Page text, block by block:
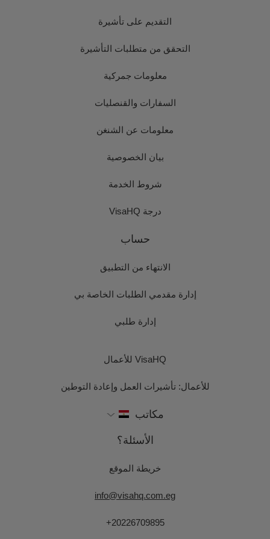
التقديم على تأشيرة
التحقق من متطلبات التأشيرة
معلومات جمركية
السفارات والقنصليات
معلومات عن الشنغن
بيان الخصوصية
شروط الخدمة
درجة VisaHQ
حساب
الانتهاء من التطبيق
إدارة مقدمي الطلبات الخاصة بي
إدارة طلبي
VisaHQ للأعمال
للأعمال: تأشيرات العمل وإعادة التوطين
مكاتب
الأسئلة؟
خريطة الموقع
info@visahq.com.eg
+20226709895